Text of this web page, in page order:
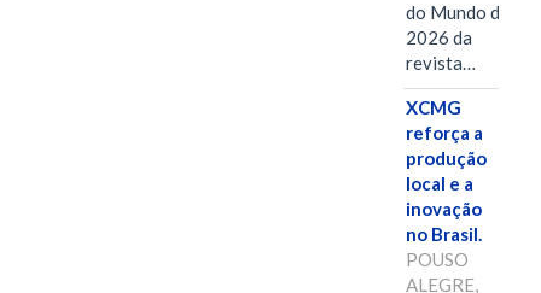
do Mundo de
2026 da
revista…
XCMG
reforça a
produção
local e a
inovação
no Brasil.
POUSO
ALEGRE,